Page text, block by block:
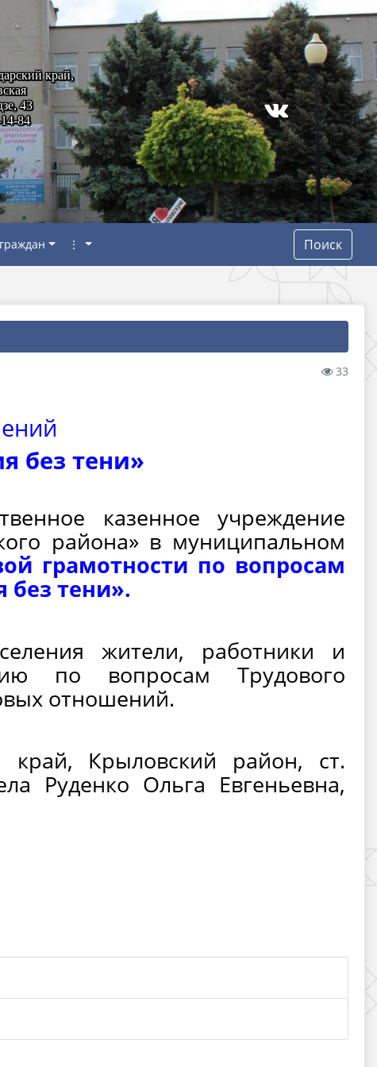
край,
43
84
⋮ Поиск
33
без тени»
казенное учреждение
района» в муниципальном
грамотности по вопросам
тени».
жители, работники и
по вопросам Трудового
отношений.
край, Крыловский район, ст.
Руденко Ольга Евгеньевна,